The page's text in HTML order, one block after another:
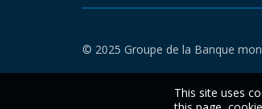
© 2025 Groupe de la Banque
This site uses